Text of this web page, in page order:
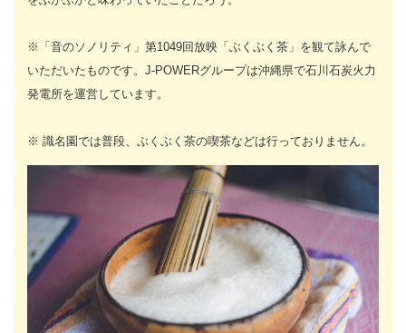
※「音のソノリティ」第1049回放映「ぶくぶく茶」を観て詠んで
いただいたものです。J-POWERグループは沖縄県で石川石炭火力
発電所を運営しています。
※ 識名園では普段、ぶくぶく茶の喫茶などは行っておりません。